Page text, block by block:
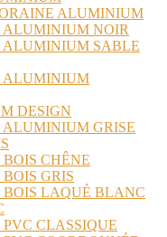
ALUMINIUM
ALUMINIUM NOIR
ALUMINIUM SABLE
ALUMINIUM
DESIGN
ALUMINIUM GRISE
BOIS CHÊNE
BOIS GRIS
BOIS LAQUÉ BLANC
PVC CLASSIQUE